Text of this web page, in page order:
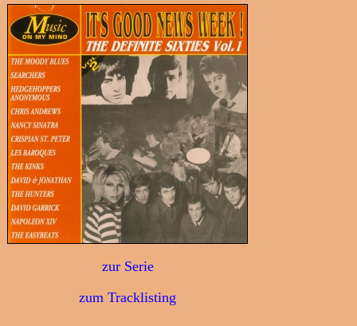
zur Serie
zum Tracklisting